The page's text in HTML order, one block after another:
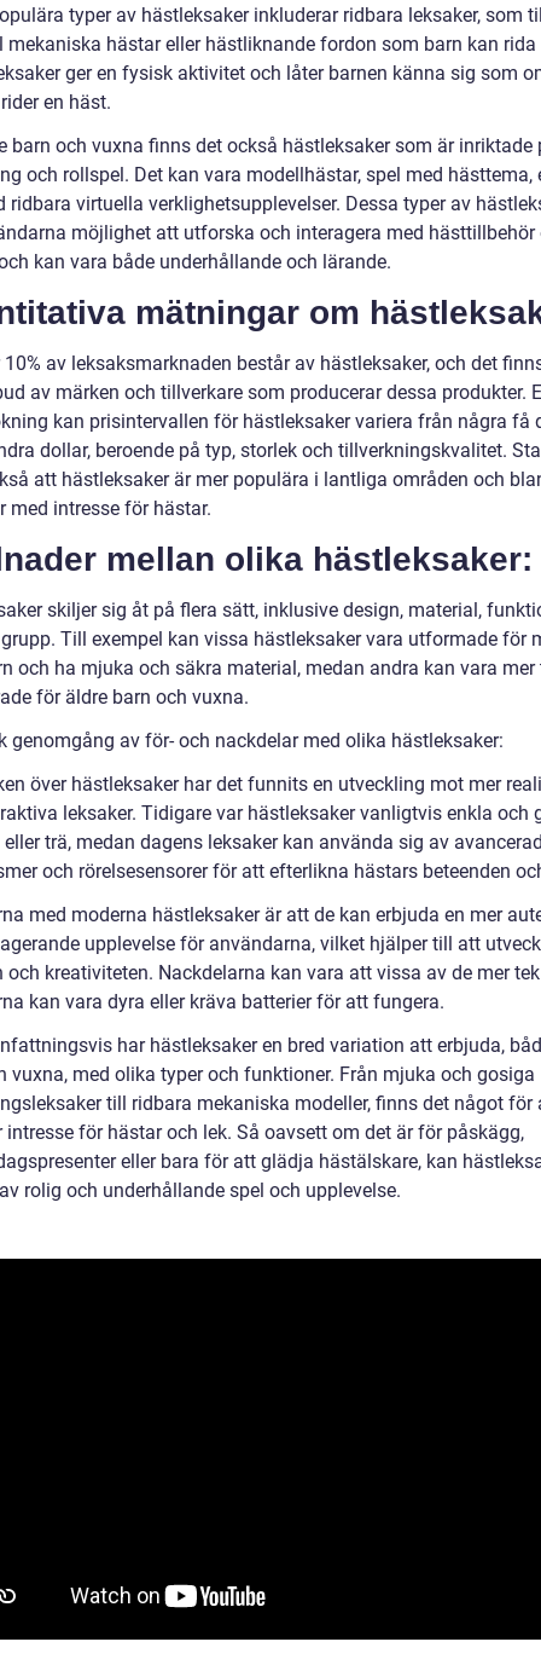
typer av hästleksaker inkluderar ridbara leksaker, som
mekaniska hästar eller hästliknande fordon som barn kan rida
ger en fysisk aktivitet och låter barnen känna sig som
en häst.
barn och vuxna finns det också hästleksaker som är inriktade
och rollspel. Det kan vara modellhästar, spel med hästtema,
ridbara virtuella verklighetsupplevelser. Dessa typer av
möjlighet att utforska och interagera med hästtillbehör
kan vara både underhållande och lärande.
mätningar om
av leksaksmarknaden består av hästleksaker, och det
av märken och tillverkare som producerar dessa produkter.
kan prisintervallen för hästleksaker variera från några få
dollar, beroende på typ, storlek och tillverkningskvalitet.
att hästleksaker är mer populära i lantliga områden och
med intresse för hästar.
mellan olika hästleksaker:
skiljer sig åt på flera sätt, inklusive design, material,
Till exempel kan vissa hästleksaker vara utformade för
och ha mjuka och säkra material, medan andra kan vara mer
för äldre barn och vuxna.
genomgång av för- och nackdelar med olika hästleksaker:
över hästleksaker har det funnits en utveckling mot mer
leksaker. Tidigare var hästleksaker vanligtvis enkla och
trä, medan dagens leksaker kan använda sig av
och rörelsesensorer för att efterlikna hästars beteenden
med moderna hästleksaker är att de kan erbjuda en mer
upplevelse för användarna, vilket hjälper till att
kreativiteten. Nackdelarna kan vara att vissa av de mer
kan vara dyra eller kräva batterier för att fungera.
har hästleksaker en bred variation att erbjuda,
vuxna, med olika typer och funktioner. Från mjuka och gosiga
till ridbara mekaniska modeller, finns det något för
intresse för hästar och lek. Så oavsett om det är för påskägg,
eller bara för att glädja hästälskare, kan
rolig och underhållande spel och upplevelse.